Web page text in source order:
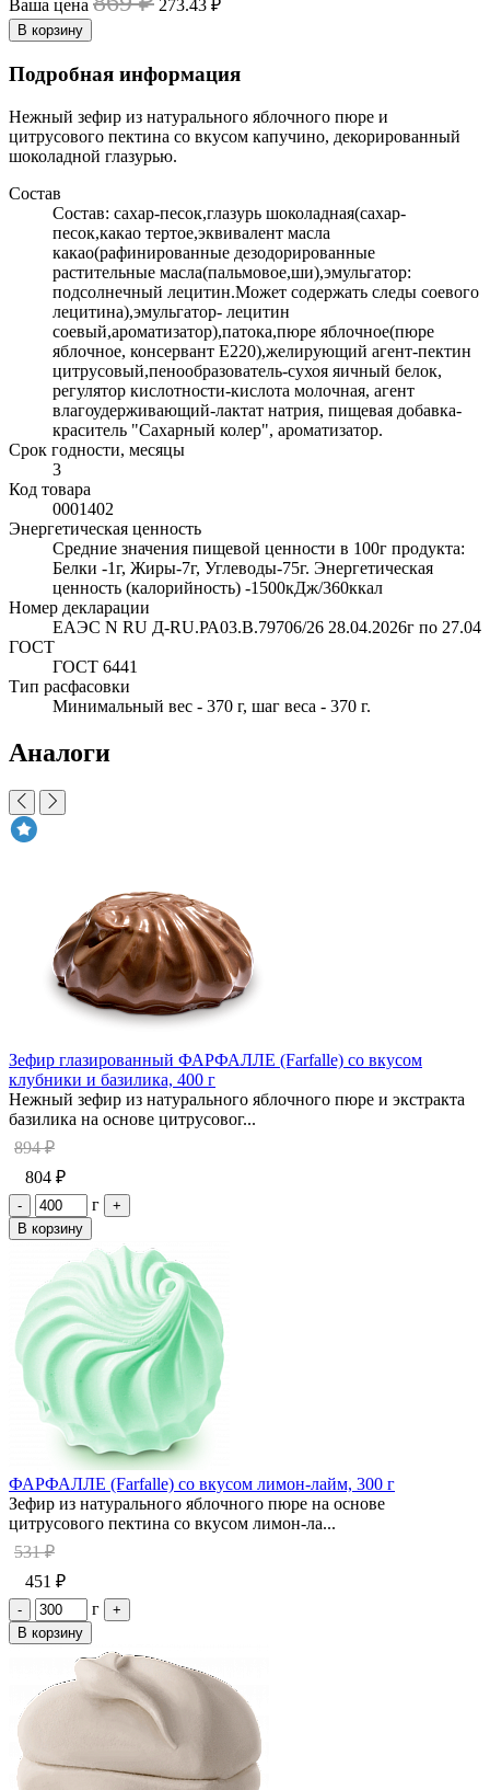
Ваша цена 273.43 ₽
В корзину
Подробная информация
Нежный зефир из натурального яблочного пюре и
цитрусового пектина со вкусом капучино, декорированный
шоколадной глазурью.
Состав
Состав: сахар-песок,глазурь шоколадная(сахар-
песок,какао тертое,эквивалент масла
какао(рафинированные дезодорированные
растительные масла(пальмовое,ши),эмульгатор:
подсолнечный лецитин.Может содержать следы соевого
лецитина),эмульгатор- лецитин
соевый,ароматизатор),патока,пюре яблочное(пюре
яблочное, консервант Е220),желирующий агент-пектин
цитрусовый,пенообразователь-сухоя яичный белок,
регулятор кислотности-кислота молочная, агент
влагоудерживающий-лактат натрия, пищевая добавка-
краситель "Сахарный колер", ароматизатор.
Срок годности, месяцы
3
Код товара
0001402
Энергетическая ценность
Средние значения пищевой ценности в 100г продукта:
Белки -1г, Жиры-7г, Углеводы-75г. Энергетическая
ценность (калорийность) -1500кДж/360ккал
Номер декларации
ЕАЭС N RU Д-RU.РА03.В.79706/26 28.04.2026г по 27.04
ГОСТ
ГОСТ 6441
Тип расфасовки
Минимальный вес - 370 г, шаг веса - 370 г.
Аналоги
Зефир глазированный ФАРФАЛЛЕ (Farfalle) со вкусом
клубники и базилика, 400 г
Нежный зефир из натурального яблочного пюре и экстракта
базилика на основе цитрусовог...
894 ₽
804 ₽
- г
+
В корзину
ФАРФАЛЛЕ (Farfalle) со вкусом лимон-лайм, 300 г
Зефир из натурального яблочного пюре на основе
цитрусового пектина со вкусом лимон-ла...
531 ₽
451 ₽
- г
+
В корзину